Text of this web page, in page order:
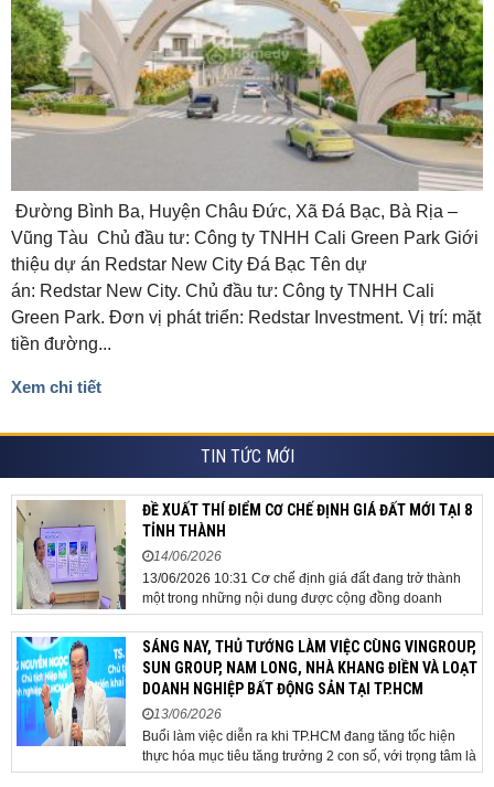
Đường Bình Ba, Huyện Châu Đức, Xã Đá Bạc, Bà Rịa –
Vũng Tàu Chủ đầu tư: Công ty TNHH Cali Green Park Giới
thiệu dự án Redstar New City Đá Bạc Tên dự
án: Redstar New City. Chủ đầu tư: Công ty TNHH Cali
Green Park. Đơn vị phát triển: Redstar Investment. Vị trí: mặt
tiền đường...
Xem chi tiết
TIN TỨC MỚI
ĐỀ XUẤT THÍ ĐIỂM CƠ CHẾ ĐỊNH GIÁ ĐẤT MỚI TẠI 8
TỈNH THÀNH
14/06/2026
13/06/2026 10:31 Cơ chế định giá đất đang trở thành
một trong những nội dung được cộng đồng doanh
nghiệp, các chuyên gia và cơ quan quản lý đặc biệt
quan tâm khi tác động trực tiếp đến quá trình triển khai
dự án, thu hút đầu tư và sự phát triển ổn định của...
SÁNG NAY, THỦ TƯỚNG LÀM VIỆC CÙNG VINGROUP,
SUN GROUP, NAM LONG, NHÀ KHANG ĐIỀN VÀ LOẠT
DOANH NGHIỆP BẤT ĐỘNG SẢN TẠI TP.HCM
13/06/2026
Buổi làm việc diễn ra khi TP.HCM đang tăng tốc hiện
thực hóa mục tiêu tăng trưởng 2 con số, với trọng tâm là
giải ngân đầu tư công, hoàn thiện mô hình chính quyền